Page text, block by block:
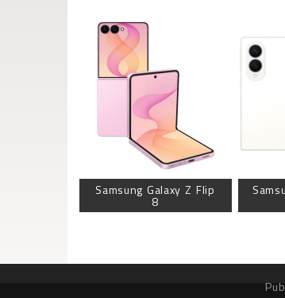
Samsung Galaxy Z Flip
8